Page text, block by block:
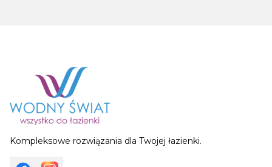
Kompleksowe rozwiązania dla Twojej łazienki.